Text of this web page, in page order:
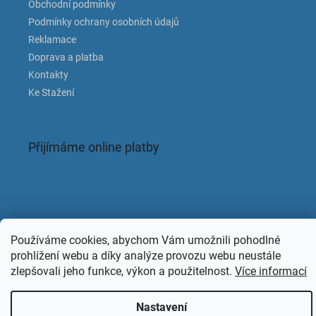
Používáme cookies, abychom Vám umožnili pohodlné
prohlížení webu a díky analýze provozu webu neustále
zlepšovali jeho funkce, výkon a použitelnost. Více informací
Nastavení
Obchodní podmínky
Podmínky ochrany osobních údajů
Reklamace
Doprava a platba
Kontakty
Ke Stažení
Přijímáme online platby
Facebook
KAPACLEAN. Všechna práva vyhrazena.